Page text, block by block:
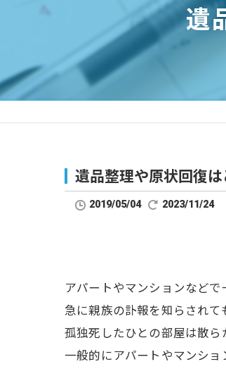
遺
遺品整理や原状回復
2019/05/04 2023/11/24
アパートやマンションなどで
急に親族の訃報を知らされて
孤独死したひとの部屋は散ら
一般的にアパートやマンショ